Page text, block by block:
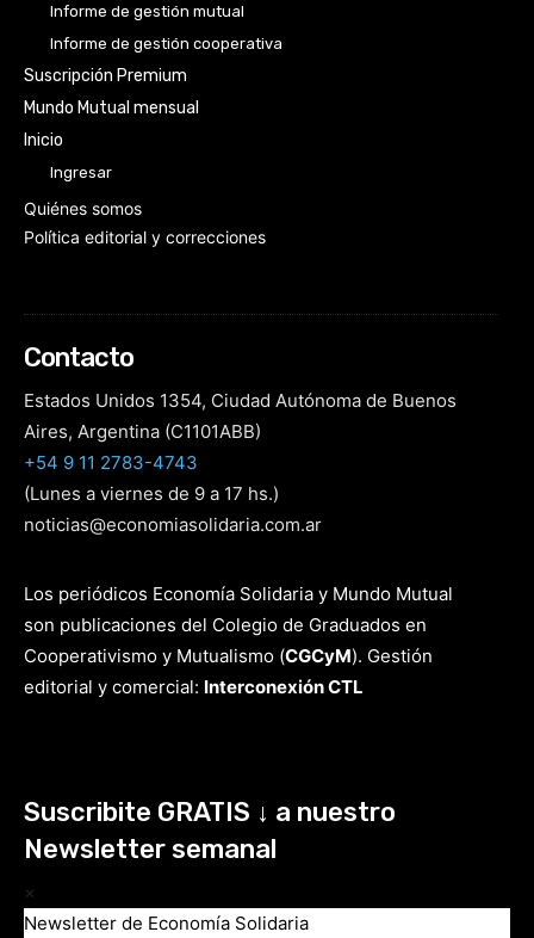
Informe de gestión mutual
Informe de gestión cooperativa
Suscripción Premium
Mundo Mutual mensual
Inicio
Ingresar
Quiénes somos
Política editorial y correcciones
Contacto
Estados Unidos 1354, Ciudad Autónoma de Buenos
Aires, Argentina (C1101ABB)
+54 9 11 2783-4743
(Lunes a viernes de 9 a 17 hs.)
noticias@economiasolidaria.com.ar
Los periódicos Economía Solidaria y Mundo Mutual
son publicaciones del Colegio de Graduados en
Cooperativismo y Mutualismo (CGCyM). Gestión
editorial y comercial: Interconexión CTL
Suscribite GRATIS ↓ a nuestro
Newsletter semanal
×
Newsletter de Economía Solidaria